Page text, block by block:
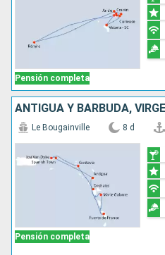
Pensión completa
Pensión completa
Le Bougainville 8 d